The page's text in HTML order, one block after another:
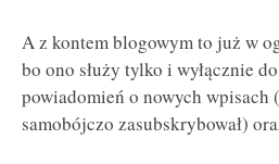
A z kontem blogowym to już w
bo ono służy tylko i wyłącznie
powiadomień o nowych wpisach
samobójczo zasubskrybował)